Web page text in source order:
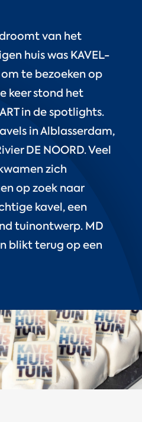
van het
huis was KAVEL-
om te bezoeken op
keer stond het
in de spotlights.
in Alblasserdam,
DE NOORD. Veel
zich
op zoek naar
kavel, een
tuinontwerp. MD
blikt terug op een